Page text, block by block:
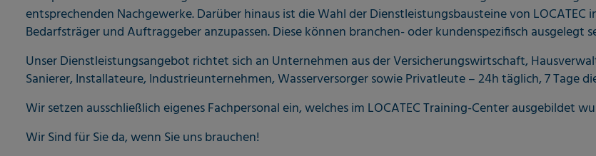
entsprechenden Nachgewerke. Darüber hinaus ist die Wahl der Dienstleistungsbausteine von
Bedarfsträger und Auftraggeber anzupassen. Diese können branchen- oder kundenspezifisch ausgelegt
Unser Dienstleistungsangebot richtet sich an Unternehmen aus der Versicherungswirtschaft,
Sanierer, Installateure, Industrieunternehmen, Wasserversorger sowie Privatleute – 24h täglich, 7 Tage
Wir setzen ausschließlich eigenes Fachpersonal ein, welches im LOCATEC Training-Center ausgebildet
Wir Sind für Sie da, wenn Sie uns brauchen!